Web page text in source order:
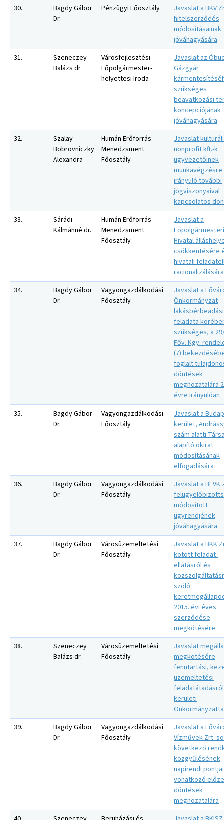
30.
Bagdy Gábor
Dr.
Pénzügyi Főosztály
Javaslat a BKV
hitelszerződés
módosításainak
jóváhagyására
31.
Szeneczey
Balázs dr.
Városfejlesztési
Főpolgármester-
helyettesi Iroda
Javaslat az
Gázgyár
szükséges
beavatkozási
koncepciójának
jóváhagyására
32.
Szalay-
Bobrovniczky
Alexandra
Humán Erőforrás
Menedzsment
Főosztály
Javaslat
nonprofit kft.-k
ügyvezetőinek
munkavégzésre
irányuló további
jogviszonyaival
kapcsolatos
33.
Sárádi
Kálmánné dr.
Humán Erőforrás
Menedzsment
Főosztály
Javaslat a
Főpolgármesteri
Hivatal
csökkentésére
hivatali
racionalizálására
34.
Bagdy Gábor
Dr.
Vagyongazdálkodási
Főosztály
Javaslat a
Önkormányzat
lakásbérbeadási
feladata
szükséges, a
Főv. Kgy.
(7)
foglalt
döntések
meghozatalára
évre irányulóan
35.
Bagdy Gábor
Dr.
Vagyongazdálkodási
Főosztály
Javaslat a
kerület,
szám alatti
alapító okirat
módosításának
elfogadására
36.
Bagdy Gábor
Dr.
Vagyongazdálkodási
Főosztály
Javaslat a BFVK
módosított
ügyrendjének
jóváhagyására
37.
Bagdy Gábor
Dr.
Városüzemeltetési
Főosztály
Javaslat a BKK
kötött feladat-
ellátásról és
szóló
2015. évi éves
szerződése
megkötésére
38.
Szeneczey
Balázs dr.
Városüzemeltetési
Főosztály
Javaslat
megkötésére
fenntartási,
üzemeltetési
feladatátadásról
kerületi
39.
Bagdy Gábor
Dr.
Vagyongazdálkodási
Főosztály
Javaslat a
Vízművek Zrt.
következő
közgyűlésének
napirendi
vonatkozó
döntések
meghozatalára